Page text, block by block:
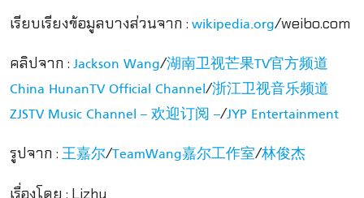
เรียบเรียงข้อมูลบางส่วนจาก : wikipedia.org/weibo.com
คลิปจาก : Jackson Wang/湖南卫视芒果TV官方频道
China HunanTV Official Channel/浙江卫视音乐频道
ZJSTV Music Channel – 欢迎订阅 –/JYP Entertainment
รูปจาก : 王嘉尔/TeamWang嘉尔工作室/林俊杰
เรื่องโดย : Lizhu